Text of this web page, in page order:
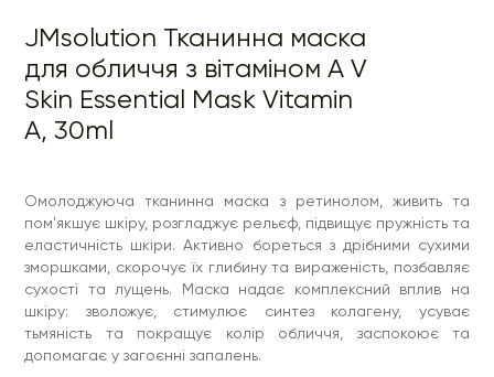
Комплекс пептидів стимулює клітини та
нейромедіатори синтезувати власний колаген, за
рахунок чого підтягує епідерміс та надає
еластичність.
Аденозин стимулює синтез колагену, підвищує
пружність та щільність, перешкоджає появі зморшок.
упаковки та помістіть її на шкіру, щільно притискаючи.
Видаліть маску через 10-20 хвилин і дозвольте вбратися
залишкам есенції легкими поплескаючими рухами.
Активні компоненти:Гліцерин, Алантоїн, Трегалоза, Ветаїн,
Аденозин, Гіалуронова кислота, Токоферол, Лецитин,
Кераміди, Гідролізована рицинова олія, Аргінін, Ретинол,
Комплекс пептидів
Професійна
JMsolution Тканинна маска
для обличчя з вітаміном А V
Skin Essential Mask Vitamin
A, 30ml
Омолоджуюча тканинна маска з ретинолом, живить та
пом'якшує шкіру, розгладжує рельєф, підвищує пружність та
еластичність шкіри. Активно бореться з дрібними сухими
зморшками, скорочує їх глибину та вираженість, позбавляє
сухості та лущень. Маска надає комплексний вплив на
шкіру: зволожує, стимулює синтез колагену, усуває
тьмяність та покращує колір обличчя, заспокоює та
допомагає у загоєнні запалень.